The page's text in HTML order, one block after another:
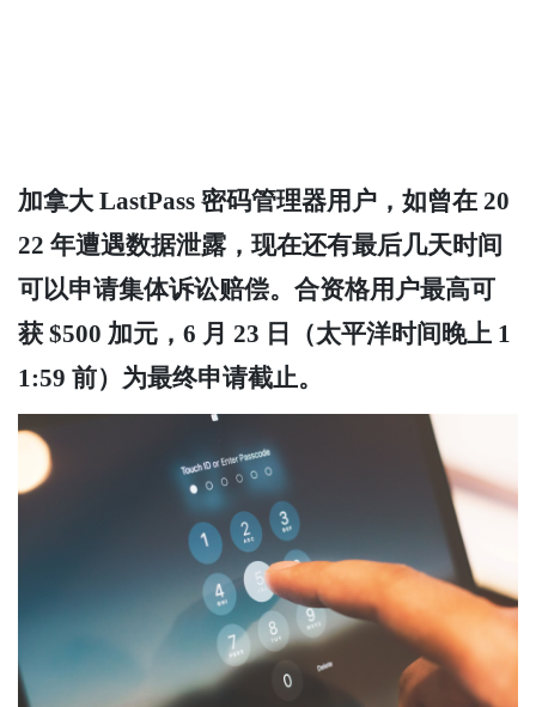
加拿大 LastPass 密码管理器用户，如曾在 20
22 年遭遇数据泄露，现在还有最后几天时间
可以申请集体诉讼赔偿。合资格用户最高可
获 $500 加元，6 月 23 日（太平洋时间晚上 1
1:59 前）为最终申请截止。